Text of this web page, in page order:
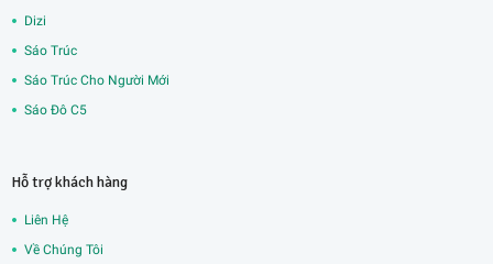
Dizi
Sáo Trúc
Sáo Trúc Cho Người Mới
Sáo Đô C5
Hỗ trợ khách hàng
Liên Hệ
Về Chúng Tôi